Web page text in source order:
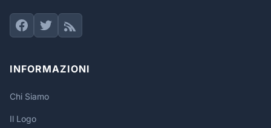
INFORMAZIONI
Chi Siamo
Il Logo